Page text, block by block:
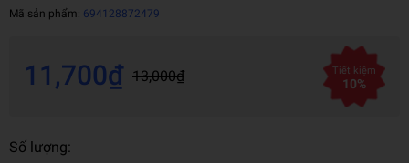
Mã sản phẩm: 694128872479
11,700₫ 13,000₫ Tiết kiệm
10%
Số lượng: